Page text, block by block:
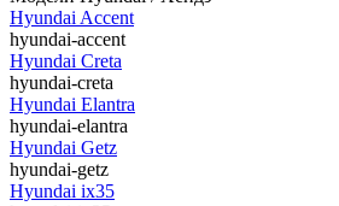
Hyundai Accent
hyundai-accent
Hyundai Creta
hyundai-creta
Hyundai Elantra
hyundai-elantra
Hyundai Getz
hyundai-getz
Hyundai ix35